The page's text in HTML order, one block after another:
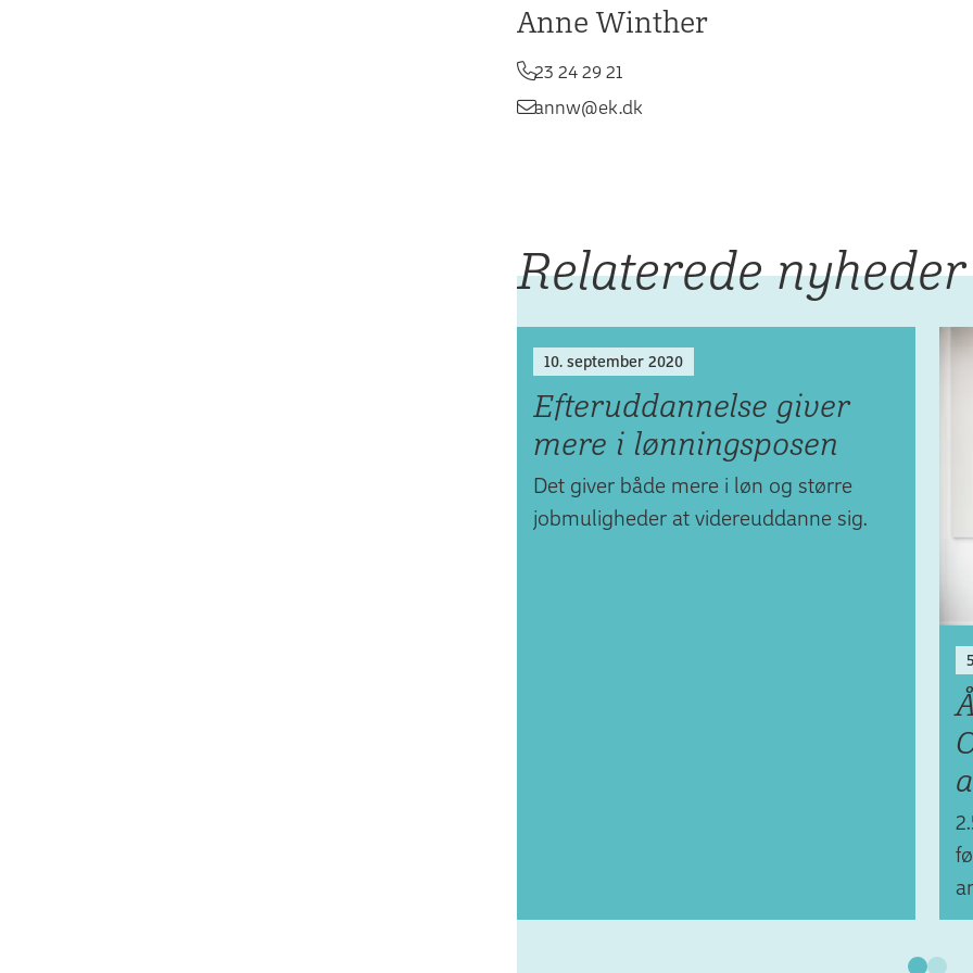
Anne Winther
23 24 29 21
annw@ek.dk
Relaterede nyheder
10. september 2020
Efteruddannelse giver
mere i lønningsposen
Det giver både mere i løn og større
jobmuligheder at videreuddanne sig.